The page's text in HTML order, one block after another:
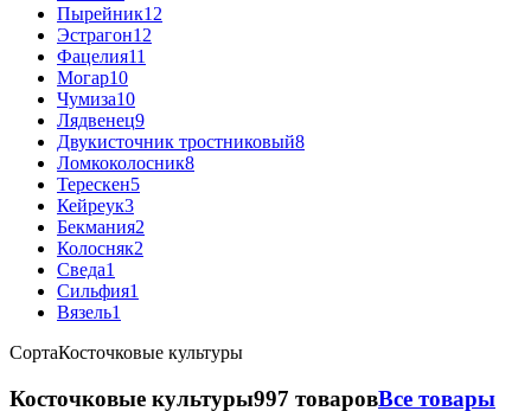
Пырейник12
Эстрагон12
Фацелия11
Могар10
Чумиза10
Лядвенец9
Двукисточник тростниковый8
Ломкоколосник8
Терескен5
Кейреук3
Бекмания2
Колосняк2
Сведа1
Сильфия1
Вязель1
СортаКосточковые культуры
Косточковые культуры997 товаровВсе товары